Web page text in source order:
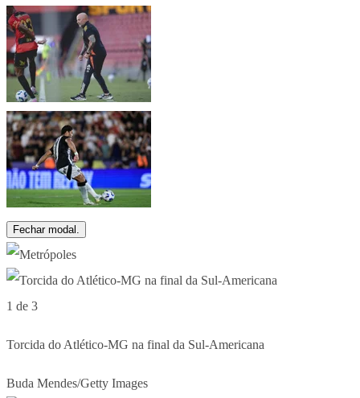
Fechar modal.
1 de 3
Torcida do Atlético-MG na final da Sul-Americana
Buda Mendes/Getty Images